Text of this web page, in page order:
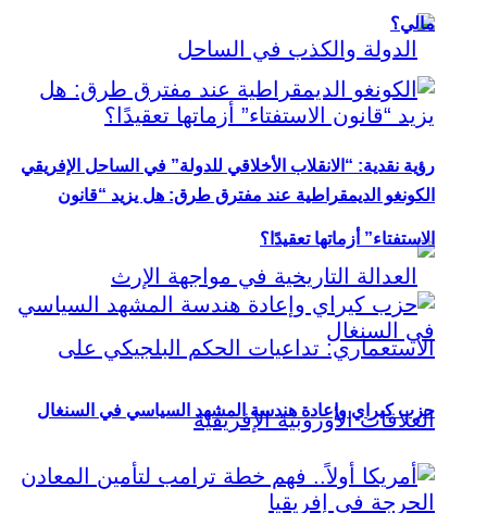
رؤية نقدية: “الانقلاب الأخلاقي للدولة” في الساحل الإفريقي
مالي؟
الكونغو الديمقراطية عند مفترق طرق: هل يزيد “قانون
الاستفتاء” أزماتها تعقيدًا؟
حزب كيراي وإعادة هندسة المشهد السياسي في السنغال